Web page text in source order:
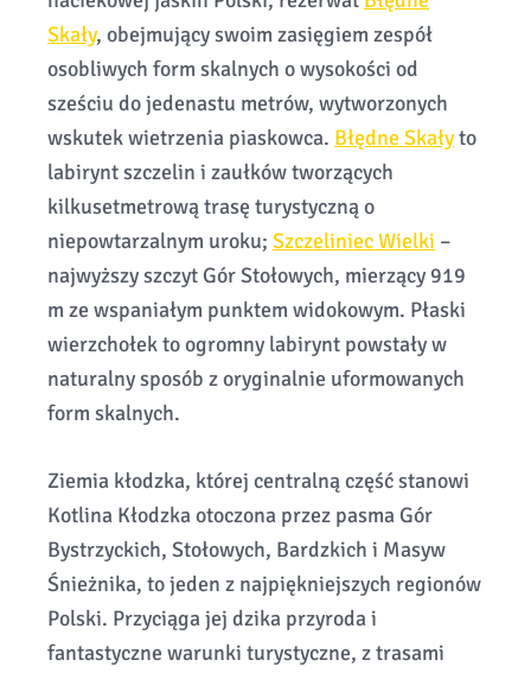
Skały, obejmujący swoim zasięgiem zespół
osobliwych form skalnych o wysokości od
sześciu do jedenastu metrów, wytworzonych
wskutek wietrzenia piaskowca. Błędne Skałyto
labirynt szczelin i zaułków tworzących
kilkusetmetrową trasę turystyczną o
niepowtarzalnym uroku; Szczeliniec Wielki –
najwyższy szczyt Gór Stołowych, mierzący 919
m ze wspaniałym punktem widokowym. Płaski
wierzchołek to ogromny labirynt powstały w
naturalny sposób z oryginalnie uformowanych
form skalnych.
Ziemia kłodzka, której centralną część stanowi
Kotlina Kłodzka otoczona przez pasma Gór
Bystrzyckich, Stołowych, Bardzkich i Masyw
Śnieżnika, to jeden z najpiękniejszych regionów
Polski. Przyciąga jej dzika przyroda i
fantastyczne warunki turystyczne, z trasami